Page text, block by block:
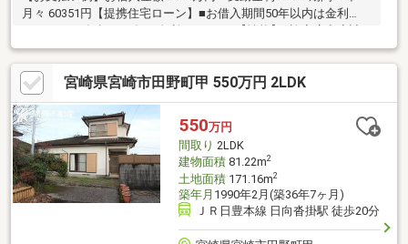
月々 60351円【提携住宅ローン】■お借入期間50年以内は金利
算を用いた、より高いレベルの耐震等級3耐震性能で、地震保険料
もおトクに!■断熱等級5ZEH基準の断熱性能の省エネ住宅！月々の
光熱費もぐっと節約 !■長期優良住宅国が認めた高性能住宅。固定
資産税の減税が一般住宅より2年長く受けられる住まい。■省令準
耐火構造延焼を防ぐ性能で、万が一の火災にも強い安心の住ま
い。火災保険料もおトクに!
宮崎県宮崎市田野町甲 550万円 2LDK
550万円
間取り 2LDK
建物面積81.22m2
土地面積171.16m2
築年月 1990年2月(築36年7ヶ月)
ＪＲ日豊本線 日向沓掛駅 徒歩20分